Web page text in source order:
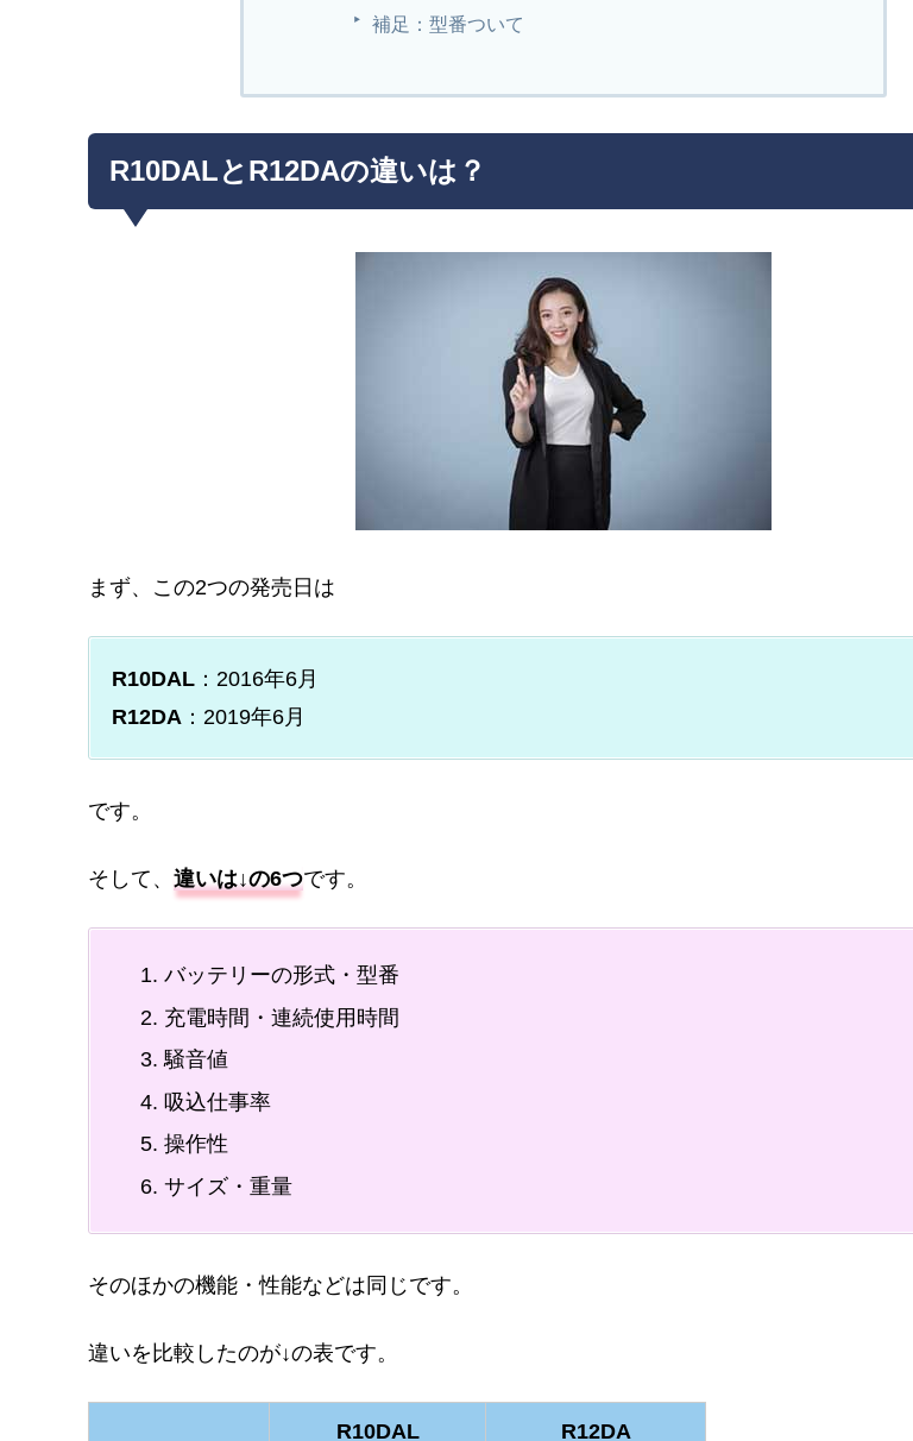
補足：型番ついて
R10DALとR12DAの違いは？
まず、この2つの発売日は
R10DAL ：2016年6月
R12DA ：2019年6月
です。
そして、 違いは↓の6つです。
バッテリーの形式・型番
充電時間・連続使用時間
騒音値
吸込仕事率
操作性
サイズ・重量
そのほかの機能・性能などは同じです。
違いを比較したのが↓の表です。
R10DAL R12DA